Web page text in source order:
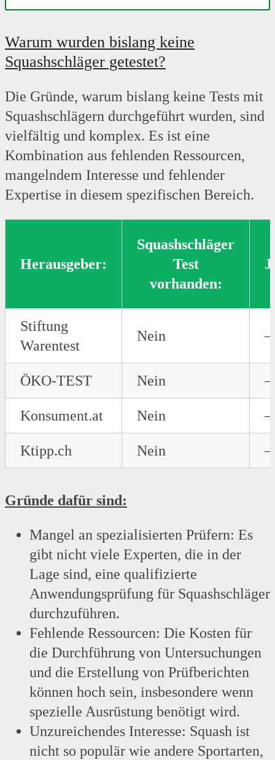
Warum wurden bislang keine
Squashschläger getestet?
Die Gründe, warum bislang keine Tests mit
Squashschlägern durchgeführt wurden, sind
vielfältig und komplex. Es ist eine
Kombination aus fehlenden Ressourcen,
mangelndem Interesse und fehlender
Expertise in diesem spezifischen Bereich.
Herausgeber:
Squashschläger
Test
vorhanden:
Stiftung
Warentest
Nein –
ÖKO-TEST Nein –
Konsument.at Nein –
Ktipp.ch Nein –
Gründe dafür sind:
Mangel an spezialisierten Prüfern: Es
gibt nicht viele Experten, die in der
Lage sind, eine qualifizierte
Anwendungsprüfung für Squashschläger
durchzuführen.
Fehlende Ressourcen: Die Kosten für
die Durchführung von Untersuchungen
und die Erstellung von Prüfberichten
können hoch sein, insbesondere wenn
spezielle Ausrüstung benötigt wird.
Unzureichendes Interesse: Squash ist
nicht so populär wie andere Sportarten,